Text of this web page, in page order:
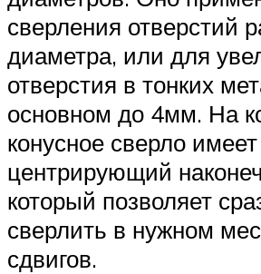
сверления отверстий
диаметра, или для
отверстия в тонких
основном до 4мм. На
конусное сверло имеет
центрирующий
который позволяет
сверлить в нужном
сдвигов.